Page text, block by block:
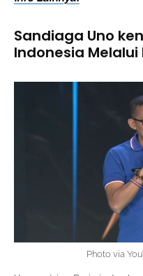
Sandiaga Uno
Indonesia Melalui
Photo via